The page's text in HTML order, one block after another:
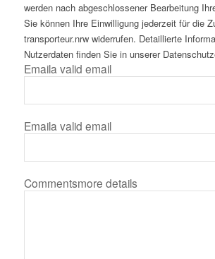
werden nach abgeschlossener Bearbeitung
Sie können Ihre Einwilligung jederzeit für die
transporteur.nrw widerrufen. Detaillierte
Nutzerdaten finden Sie in unserer
Emaila valid email
Emaila valid email
Commentsmore details